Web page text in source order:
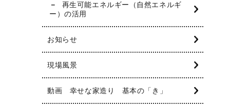
再生可能エネルギー（自然エネルギ
ー）の活用
お知らせ
現場風景
動画 幸せな家造り 基本の「き」